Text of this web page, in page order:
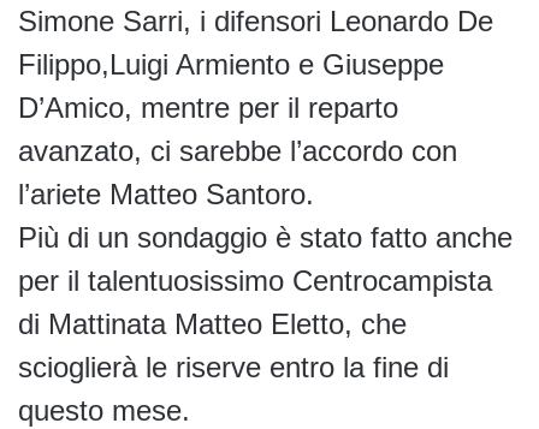
Simone Sarri, i difensori Leonardo De
Filippo,Luigi Armiento e Giuseppe
D’Amico, mentre per il reparto
avanzato, ci sarebbe l’accordo con
l’ariete Matteo Santoro.
Più di un sondaggio è stato fatto anche
per il talentuosissimo Centrocampista
di Mattinata Matteo Eletto, che
scioglierà le riserve entro la fine di
questo mese.